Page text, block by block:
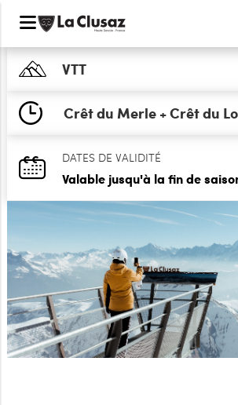
VTT
Crêt du Merle + Crêt du
DATES DE VALIDITÉ
Valable jusqu'à la fin de